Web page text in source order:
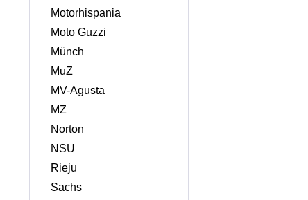
Motorhispania
Moto Guzzi
Münch
MuZ
MV-Agusta
MZ
Norton
NSU
Rieju
Sachs